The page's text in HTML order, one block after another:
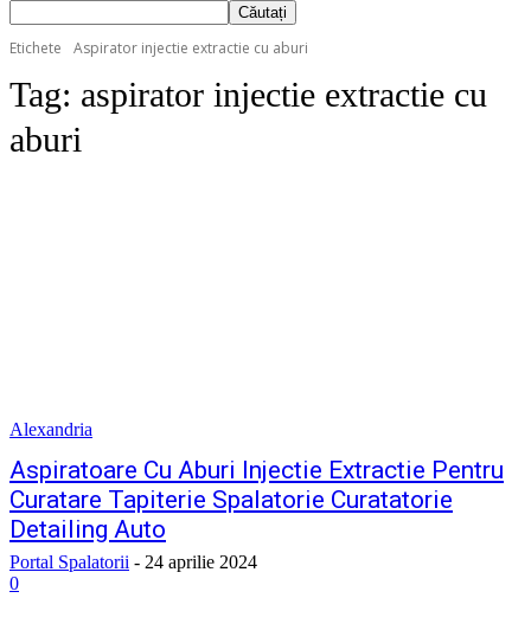
Etichete Aspirator injectie extractie cu aburi
Tag: aspirator injectie extractie cu
aburi
Alexandria
Aspiratoare Cu Aburi Injectie Extractie Pentru
Curatare Tapiterie Spalatorie Curatatorie
Detailing Auto
Portal Spalatorii - 24 aprilie 2024
0